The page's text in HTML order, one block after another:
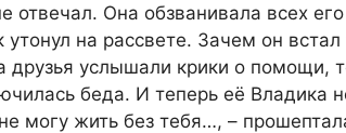
отвечал. Она обзванивала всех
утонул на рассвете. Зачем он
друзья услышали крики о помощи,
беда. И теперь её Владика
могу жить без тебя…, –